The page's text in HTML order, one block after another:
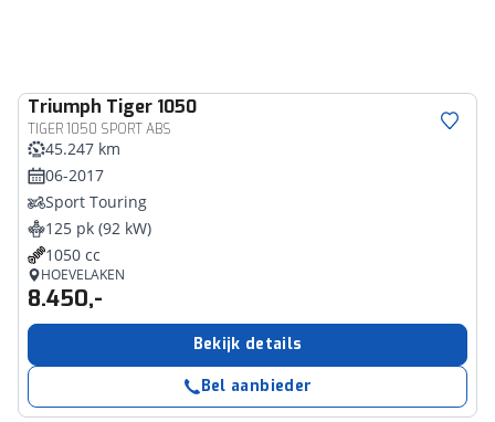
Triumph Tiger 1050
TIGER 1050 SPORT ABS
45.247 km
06-2017
Sport Touring
125 pk (92 kW)
1050 cc
HOEVELAKEN
8.450,-
Bekijk details
Bel aanbieder